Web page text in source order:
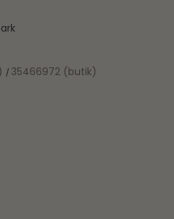
/35466972 (butik)